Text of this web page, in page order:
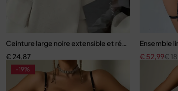
Ceinture large noire extensible et réglable pour
€ 24,87
Ensemble
€
€ 52,99
-19%